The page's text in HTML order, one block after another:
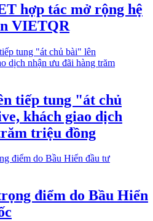
hợp tác mở rộng hệ
VIETQR
tiếp tung "át chủ
khách giao dịch
triệu đồng
điểm do Bầu Hiển